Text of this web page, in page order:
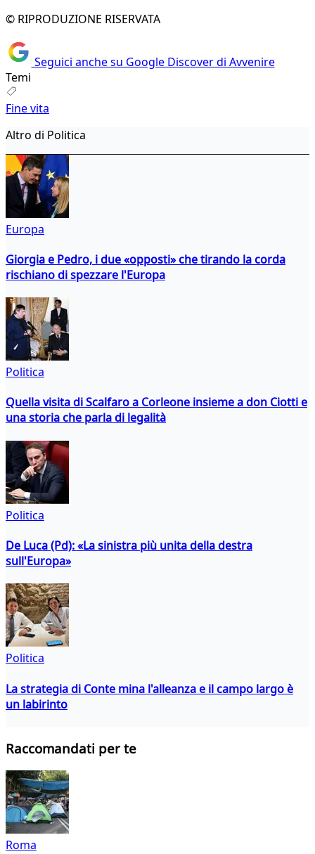
© RIPRODUZIONE RISERVATA
Seguici anche su Google Discover di Avvenire
Temi
Fine vita
Altro di Politica
Europa
Giorgia e Pedro, i due «opposti» che tirando la corda
rischiano di spezzare l'Europa
Politica
Quella visita di Scalfaro a Corleone insieme a don Ciotti e
una storia che parla di legalità
Politica
De Luca (Pd): «La sinistra più unita della destra
sull'Europa»
Politica
La strategia di Conte mina l'alleanza e il campo largo è
un labirinto
Raccomandati per te
Roma